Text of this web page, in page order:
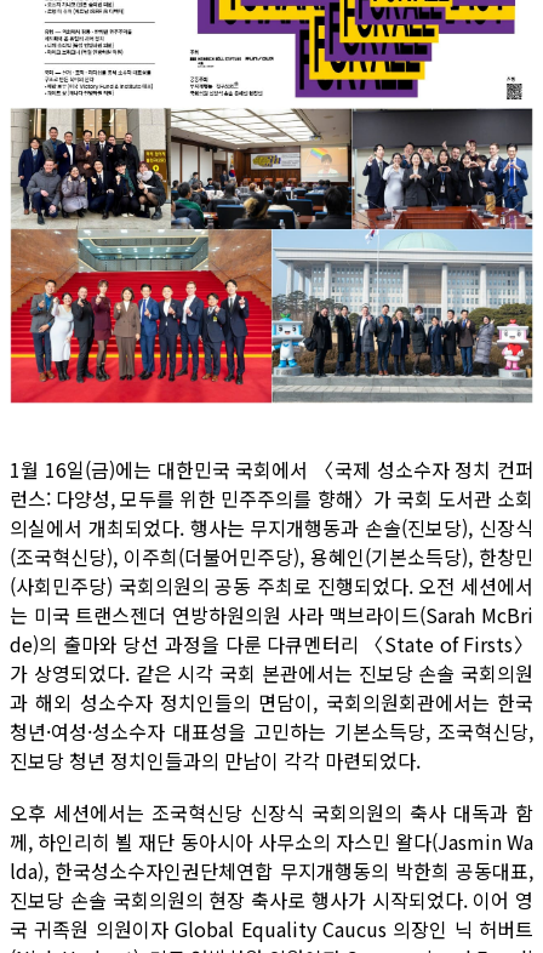
1월 16일(금)에는 대한민국 국회에서 〈국제 성소수자 정치 컨퍼
런스: 다양성, 모두를 위한 민주주의를 향해〉가 국회 도서관 소회
의실에서 개최되었다. 행사는 무지개행동과 손솔(진보당), 신장식
(조국혁신당), 이주희(더불어민주당), 용혜인(기본소득당), 한창민
(사회민주당) 국회의원의 공동 주최로 진행되었다. 오전 세션에서
는 미국 트랜스젠더 연방하원의원 사라 맥브라이드(Sarah McBri
de)의 출마와 당선 과정을 다룬 다큐멘터리 〈State of Firsts〉
가 상영되었다. 같은 시각 국회 본관에서는 진보당 손솔 국회의원
과 해외 성소수자 정치인들의 면담이, 국회의원회관에서는 한국
청년·여성·성소수자 대표성을 고민하는 기본소득당, 조국혁신당,
진보당 청년 정치인들과의 만남이 각각 마련되었다.
오후 세션에서는 조국혁신당 신장식 국회의원의 축사 대독과 함
께, 하인리히 뵐 재단 동아시아 사무소의 자스민 왈다(Jasmin Wa
lda), 한국성소수자인권단체연합 무지개행동의 박한희 공동대표,
진보당 손솔 국회의원의 현장 축사로 행사가 시작되었다. 이어 영
국 귀족원 의원이자 Global Equality Caucus 의장인 닉 허버트